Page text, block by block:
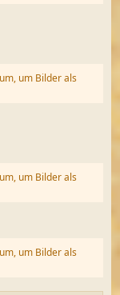
um Bilder als
um Bilder als
um Bilder als